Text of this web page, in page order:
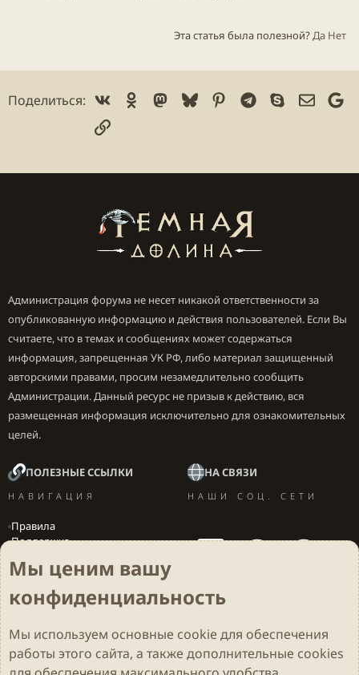
Эта статья была полезной?Да Нет
Поделиться: Vk Ok Mastodon
BlueskyPinterest
Telegram
Skype
Ссылка
Администрация форума не несет никакой ответственности за
опубликованную информацию и действия пользователей. Если Вы
считаете, что в темах и сообщениях может содержаться
информация, запрещенная УК РФ, либо материал защищенный
авторскими правами, просим незамедлительно сообщить
Администрации. Данный ресурс не призыв к действию, вся
размещенная информация исключительно для ознакомительных
целей.
ПОЛЕЗНЫЕ ССЫЛКИ
НАВИГАЦИЯ
Правила
Поддержка
Локализация игр
НА СВЯЗИ
НАШИ СОЦ. СЕТИ
Cookies Darkdale - Основа [v.2.3.2 rc1] 🔥
Русский (RU)
Обратная связь
Условия и правила
Мы ценим вашу
конфиденциальность
Мы используем основные cookieдля обеспечения
работы этого сайта, а также дополнительные cookies